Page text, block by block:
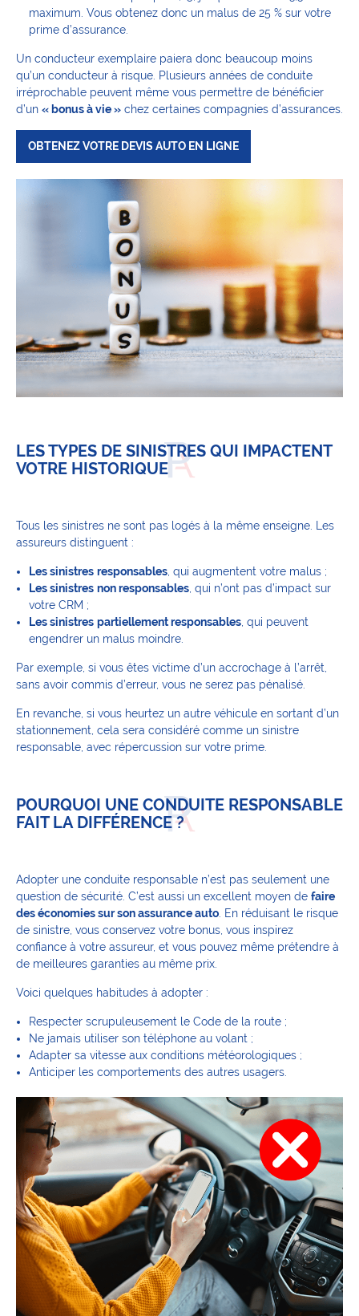
maximum. Vous obtenez donc un malus de 25 % sur votre
prime d’assurance.
Un conducteur exemplaire paiera donc beaucoup moins
qu’un conducteur à risque. Plusieurs années de conduite
irréprochable peuvent même vous permettre de bénéficier
d’un « bonus à vie » chez certaines compagnies d’assurances.
OBTENEZ VOTRE DEVIS AUTO EN LIGNE
LES TYPES DE SINISTRES QUI IMPACTENT
VOTRE HISTORIQUE
Tous les sinistres ne sont pas logés à la même enseigne. Les
assureurs distinguent :
Les sinistres responsables , qui augmentent votre malus ;
Les sinistres non responsables , qui n’ont pas d’impact sur
votre CRM ;
Les sinistres partiellement responsables , qui peuvent
engendrer un malus moindre.
Par exemple, si vous êtes victime d’un accrochage à l’arrêt,
sans avoir commis d’erreur, vous ne serez pas pénalisé.
En revanche, si vous heurtez un autre véhicule en sortant d’un
stationnement, cela sera considéré comme un sinistre
responsable, avec répercussion sur votre prime.
POURQUOI UNE CONDUITE RESPONSABLE
FAIT LA DIFFÉRENCE ?
Adopter une conduite responsable n’est pas seulement une
question de sécurité. C’est aussi un excellent moyen de faire
des économies sur son assurance auto . En réduisant le risque
de sinistre, vous conservez votre bonus, vous inspirez
confiance à votre assureur, et vous pouvez même prétendre à
de meilleures garanties au même prix.
Voici quelques habitudes à adopter :
Respecter scrupuleusement le Code de la route ;
Ne jamais utiliser son téléphone au volant ;
Adapter sa vitesse aux conditions météorologiques ;
Anticiper les comportements des autres usagers.